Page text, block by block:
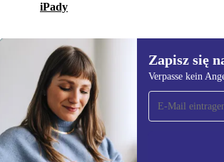
iPady
Zapisz się
Verpasse kein
Zapisz się na nasz
newsletter!
Nie przegap żadnej oferty.